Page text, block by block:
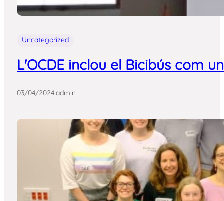
Uncategorized
L'OCDE inclou el Bicibús com
03/04/2024.admin